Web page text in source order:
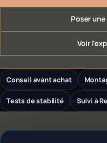
Poser
Voir
Conseil avant achat
Tests de stabilité Suivi à